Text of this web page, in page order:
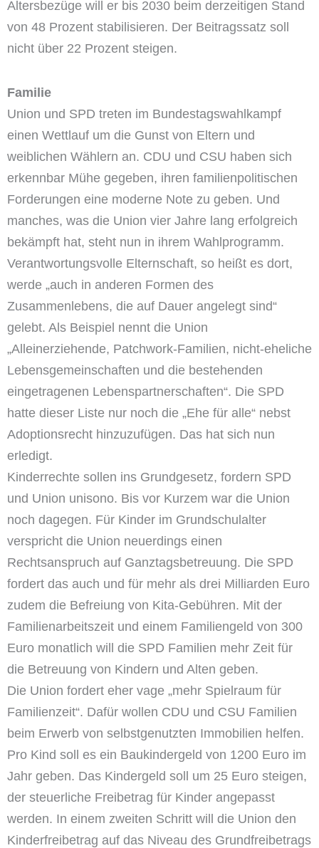
Altersbezüge will er bis 2030 beim derzeitigen Stand
von 48 Prozent stabilisieren. Der Beitragssatz soll
nicht über 22 Prozent steigen.
Familie
Union und SPD treten im Bundestagswahlkampf
einen Wettlauf um die Gunst von Eltern und
weiblichen Wählern an. CDU und CSU haben sich
erkennbar Mühe gegeben, ihren familienpolitischen
Forderungen eine moderne Note zu geben. Und
manches, was die Union vier Jahre lang erfolgreich
bekämpft hat, steht nun in ihrem Wahlprogramm.
Verantwortungsvolle Elternschaft, so heißt es dort,
werde „auch in anderen Formen des
Zusammenlebens, die auf Dauer angelegt sind“
gelebt. Als Beispiel nennt die Union
„Alleinerziehende, Patchwork-Familien, nicht-eheliche
Lebensgemeinschaften und die bestehenden
eingetragenen Lebenspartnerschaften“. Die SPD
hatte dieser Liste nur noch die „Ehe für alle“ nebst
Adoptionsrecht hinzuzufügen. Das hat sich nun
erledigt.
Kinderrechte sollen ins Grundgesetz, fordern SPD
und Union unisono. Bis vor Kurzem war die Union
noch dagegen. Für Kinder im Grundschulalter
verspricht die Union neuerdings einen
Rechtsanspruch auf Ganztagsbetreuung. Die SPD
fordert das auch und für mehr als drei Milliarden Euro
zudem die Befreiung von Kita-Gebühren. Mit der
Familienarbeitszeit und einem Familiengeld von 300
Euro monatlich will die SPD Familien mehr Zeit für
die Betreuung von Kindern und Alten geben.
Die Union fordert eher vage „mehr Spielraum für
Familienzeit“. Dafür wollen CDU und CSU Familien
beim Erwerb von selbstgenutzten Immobilien helfen.
Pro Kind soll es ein Baukindergeld von 1200 Euro im
Jahr geben. Das Kindergeld soll um 25 Euro steigen,
der steuerliche Freibetrag für Kinder angepasst
werden. In einem zweiten Schritt will die Union den
Kinderfreibetrag auf das Niveau des Grundfreibetrags